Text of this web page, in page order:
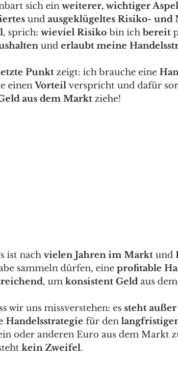
sich ein weiterer, wichtiger
und ausgeklügeltes Risiko-
, sprich: wieviel Risiko bin ich bereit
und erlaubt meine
Punkt zeigt: ich brauche eine
einen Vorteil verspricht und dafür
aus dem Markt ziehe!
ist nach vielen Jahren im Markt und
sammeln dürfen, eine profitable
, um konsistent Geld aus
wir uns missverstehen: es steht außer
Handelsstrategie für den
oder anderen Euro aus dem Markt
kein Zweifel.